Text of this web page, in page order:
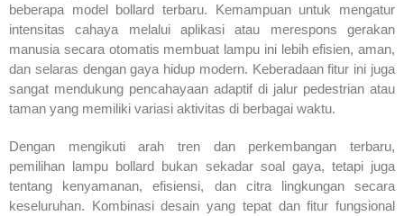
beberapa model bollard terbaru. Kemampuan untuk mengatur
intensitas cahaya melalui aplikasi atau merespons gerakan
manusia secara otomatis membuat lampu ini lebih efisien, aman,
dan selaras dengan gaya hidup modern. Keberadaan fitur ini juga
sangat mendukung pencahayaan adaptif di jalur pedestrian atau
taman yang memiliki variasi aktivitas di berbagai waktu.
Dengan mengikuti arah tren dan perkembangan terbaru,
pemilihan lampu bollard bukan sekadar soal gaya, tetapi juga
tentang kenyamanan, efisiensi, dan citra lingkungan secara
keseluruhan. Kombinasi desain yang tepat dan fitur fungsional